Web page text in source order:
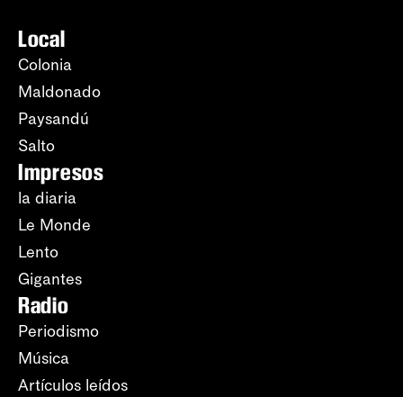
Local
Colonia
Maldonado
Paysandú
Salto
Impresos
la diaria
Le Monde
Lento
Gigantes
Radio
Periodismo
Música
Artículos leídos